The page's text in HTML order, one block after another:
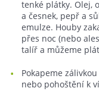
tenké plátky. Olej,
a česnek, pepř a
emulze. Houby
přes noc (nebo
talíř a můžeme
Pokapeme
nebo pohoštění k